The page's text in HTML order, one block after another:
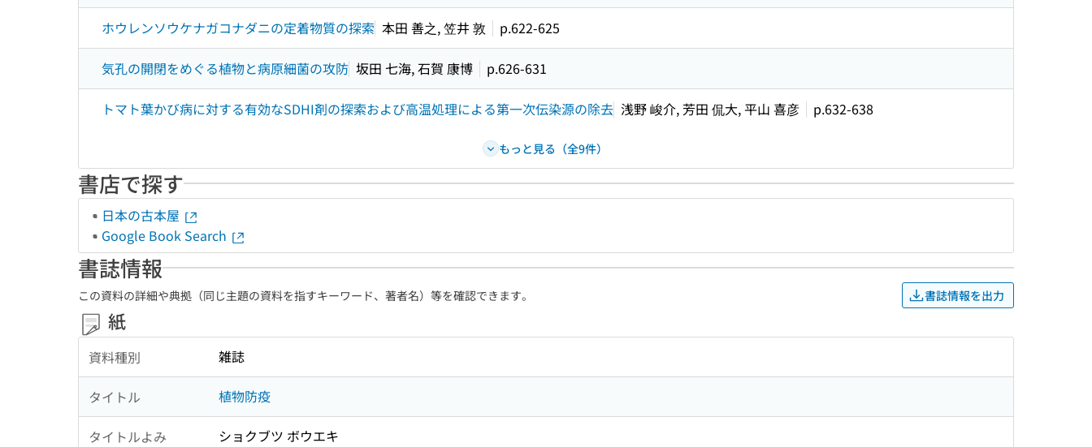
ホウレンソウケナガコナダニの定着物質の探索 本田 善之, 笠井 敦 p.622-625
気孔の開閉をめぐる植物と病原細菌の攻防 坂田 七海, 石賀 康博 p.626-631
トマト葉かび病に対する有効なSDHI剤の探索および高温処理による第一次伝染源の除去 浅野 峻介, 芳田 侃大, 平山 喜彦 p.632-638
もっと見る（全9件）
書店で探す
日本の古本屋
Google Book Search
書誌情報
この資料の詳細や典拠（同じ主題の資料を指すキーワード、著者名）等を確認できます。 書誌情報を出力
紙
資料種別 雑誌
タイトル 植物防疫
タイトルよみ ショクブツ ボウエキ